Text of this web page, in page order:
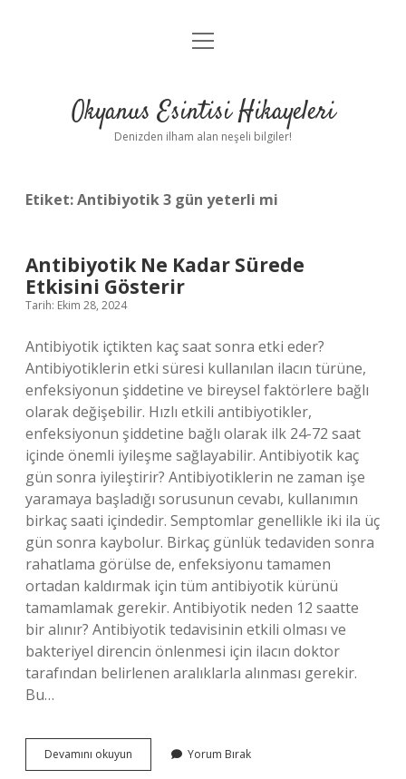
Anasayfa
Yasal Uyarı
menüyü
Okyanus Esintisi Hikayeleri
Denizden ilham alan neşeli bilgiler!
Etiket:Antibiyotik 3 gün yeterli mi
Antibiyotik Ne Kadar Sürede
Etkisini Gösterir
Tarih: Ekim 28, 2024
Antibiyotik içtikten kaç saat sonra etki eder?
Antibiyotiklerin etki süresi kullanılan ilacın türüne,
enfeksiyonun şiddetine ve bireysel faktörlere bağlı
olarak değişebilir. Hızlı etkili antibiyotikler,
enfeksiyonun şiddetine bağlı olarak ilk 24-72 saat
içinde önemli iyileşme sağlayabilir. Antibiyotik kaç
gün sonra iyileştirir? Antibiyotiklerin ne zaman işe
yaramaya başladığı sorusunun cevabı, kullanımın
birkaç saati içindedir. Semptomlar genellikle iki ila üç
gün sonra kaybolur. Birkaç günlük tedaviden sonra
rahatlama görülse de, enfeksiyonu tamamen
ortadan kaldırmak için tüm antibiyotik kürünü
tamamlamak gerekir. Antibiyotik neden 12 saatte
bir alınır? Antibiyotik tedavisinin etkili olması ve
bakteriyel direncin önlenmesi için ilacın doktor
tarafından belirlenen aralıklarla alınması gerekir.
Bu…
Devamını okuyun Antibiyotik
Ne
Yorum Bırak